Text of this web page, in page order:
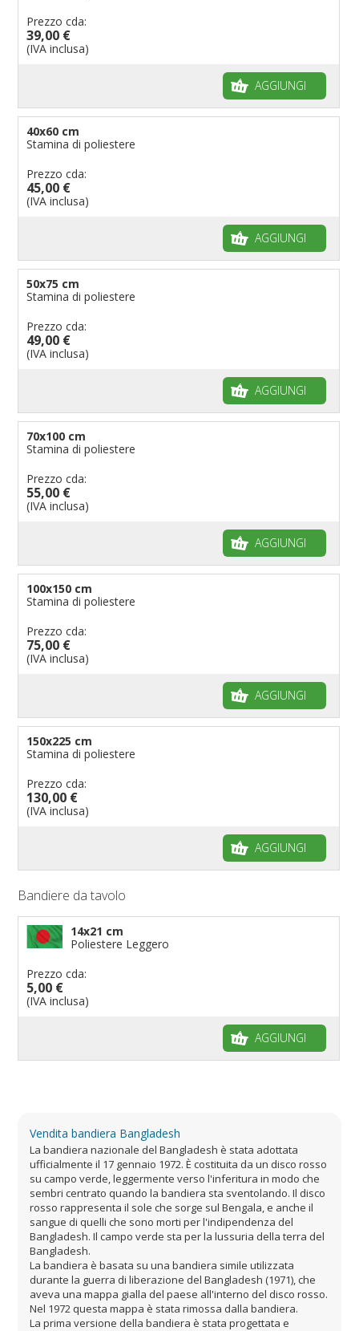
Prezzo cda:
39,00 €
(IVA inclusa)
AGGIUNGI
40x60 cm
Stamina di poliestere
Prezzo cda:
45,00 €
(IVA inclusa)
AGGIUNGI
50x75 cm
Stamina di poliestere
Prezzo cda:
49,00 €
(IVA inclusa)
AGGIUNGI
70x100 cm
Stamina di poliestere
Prezzo cda:
55,00 €
(IVA inclusa)
AGGIUNGI
100x150 cm
Stamina di poliestere
Prezzo cda:
75,00 €
(IVA inclusa)
AGGIUNGI
150x225 cm
Stamina di poliestere
Prezzo cda:
130,00 €
(IVA inclusa)
AGGIUNGI
Bandiere da tavolo
14x21 cm
Poliestere Leggero
Prezzo cda:
5,00 €
(IVA inclusa)
AGGIUNGI
Vendita bandiera Bangladesh
La bandiera nazionale del Bangladesh è stata adottata
ufficialmente il 17 gennaio 1972. È costituita da un disco rosso
su campo verde, leggermente verso l'inferitura in modo che
sembri centrato quando la bandiera sta sventolando. Il disco
rosso rappresenta il sole che sorge sul Bengala, e anche il
sangue di quelli che sono morti per l'indipendenza del
Bangladesh. Il campo verde sta per la lussuria della terra del
Bangladesh.
La bandiera è basata su una bandiera simile utilizzata
durante la guerra di liberazione del Bangladesh (1971), che
aveva una mappa gialla del paese all'interno del disco rosso.
Nel 1972 questa mappa è stata rimossa dalla bandiera.
La prima versione della bandiera è stata progettata e